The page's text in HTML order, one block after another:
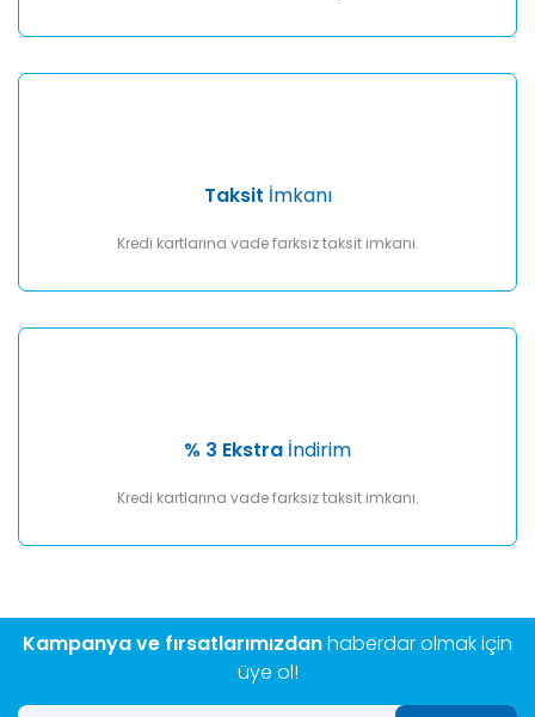
Taksit İmkanı
Kredi kartlarına vade farksız taksit imkanı.
% 3 Ekstra İndirim
Kredi kartlarına vade farksız taksit imkanı.
Kampanya ve fırsatlarımızdanhaberdar olmak için
üye ol!